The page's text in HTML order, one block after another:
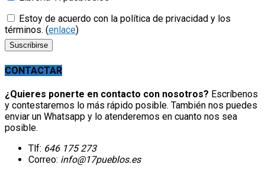
Estoy de acuerdo con la política de privacidad y los
términos. (enlace)
CONTACTAR
¿Quieres ponerte en contacto con nosotros? Escríbenos
y contestaremos lo más rápido posible. También nos puedes
enviar un Whatsapp y lo atenderemos en cuanto nos sea
posible.
Tlf: 646 175 273
Correo: info@17pueblos.es